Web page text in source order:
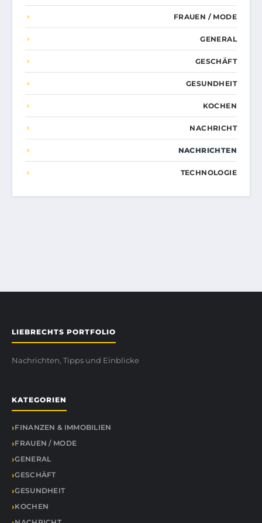
FRAUEN / MODE
GENERAL
GESCHÄFT
GESUNDHEIT
KOCHEN
NACHRICHT
NACHRICHTEN
TECHNOLOGIE
LIEBRECHTS PORTFOLIO
Nachrichten, Tipps und Einblicke
KATEGORIEN
FINANZEN & IMMOBILIEN
FRAUEN / MODE
GENERAL
GESCHÄFT
GESUNDHEIT
KOCHEN